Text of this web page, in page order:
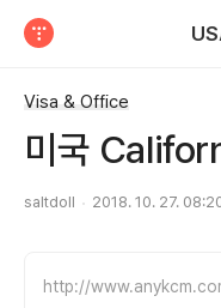
Visa & Office
미국
saltdoll 2018. 10. 27.
http://